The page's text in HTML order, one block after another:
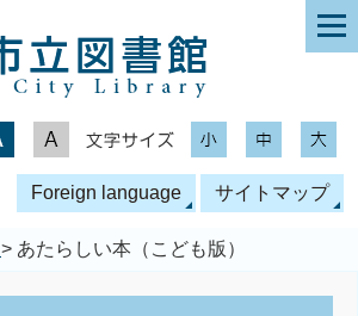
文字サイズ
Foreign language サイトマップ
> あたらしい本（こども版）